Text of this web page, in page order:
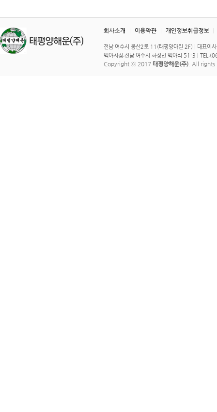
전남 여수시 봉산2로 11(태평양마린 2F) | 대표
백야지점:전남 여수시 화정면 백야리 51-3 |
Copyright ⓒ 2017 태평양해운(주) . All